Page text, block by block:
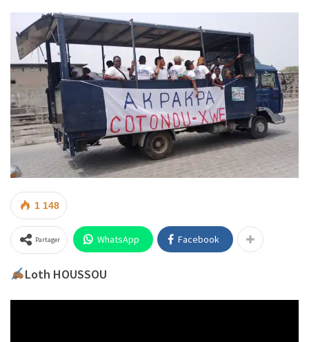
1 148
Partager WhatsApp Facebook
Loth HOUSSOU